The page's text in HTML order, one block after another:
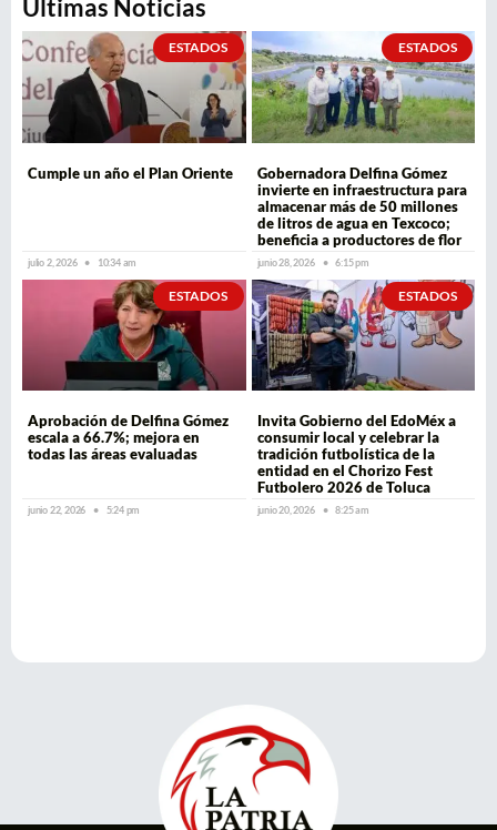
Últimas Noticias
ESTADOS
Cumple un año el Plan Oriente
julio 2, 2026 10:34 am
ESTADOS
Gobernadora Delfina Gómez
invierte en infraestructura para
almacenar más de 50 millones
de litros de agua en Texcoco;
beneficia a productores de flor
junio 28, 2026 6:15 pm
ESTADOS
Aprobación de Delfina Gómez
escala a 66.7%; mejora en
todas las áreas evaluadas
junio 22, 2026 5:24 pm
ESTADOS
Invita Gobierno del EdoMéx a
consumir local y celebrar la
tradición futbolística de la
entidad en el Chorizo Fest
Futbolero 2026 de Toluca
junio 20, 2026 8:25 am